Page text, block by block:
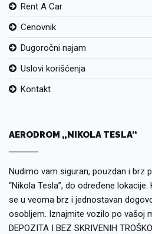
Rent A Car
Cenovnik
Dugoročni najam
Uslovi korišćenja
Kontakt
AERODROM „NIKOLA TESLA“
Nudimo vam siguran, pouzdan i brz
“Nikola Tesla”, do određene
se u veoma brz i jednostavan
osobljem. Iznajmite vozilo po vašoj
DEPOZITA I BEZ SKRIVENIH